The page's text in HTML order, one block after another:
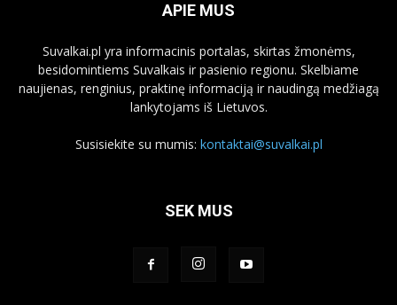
APIE MUS
Suvalkai.pl yra informacinis portalas, skirtas žmonėms,
besidomintiems Suvalkais ir pasienio regionu. Skelbiame
naujienas, renginius, praktinę informaciją ir naudingą medžiagą
lankytojams iš Lietuvos.
Susisiekite su mumis: kontaktai@suvalkai.pl
SEK MUS